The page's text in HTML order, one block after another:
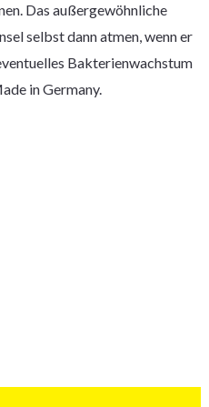
Das außergewöhnliche
selbst dann atmen, wenn er
Bakterienwachstum
in Germany.